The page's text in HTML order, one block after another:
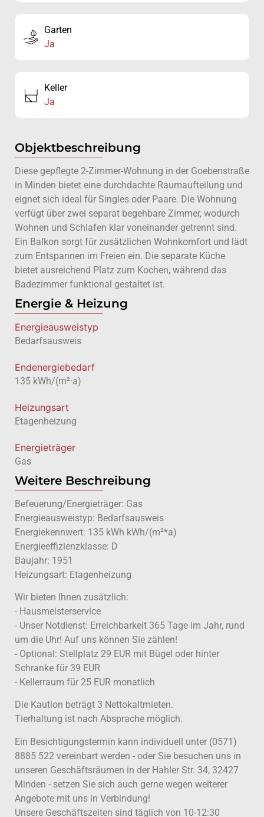
Garten
Ja
Keller
Ja
Objektbeschreibung
Diese gepflegte 2-Zimmer-Wohnung in der Goebenstraße
in Minden bietet eine durchdachte Raumaufteilung und
eignet sich ideal für Singles oder Paare. Die Wohnung
verfügt über zwei separat begehbare Zimmer, wodurch
Wohnen und Schlafen klar voneinander getrennt sind.
Ein Balkon sorgt für zusätzlichen Wohnkomfort und lädt
zum Entspannen im Freien ein. Die separate Küche
bietet ausreichend Platz zum Kochen, während das
Badezimmer funktional gestaltet ist.
Energie & Heizung
Energie­ausweistyp
Bedarfsausweis
Endenergiebedarf
135 kWh/(m²·a)
Heizungsart
Etagenheizung
Energieträger
Gas
Weitere Beschreibung
Befeuerung/Energieträger: Gas
Energieausweistyp: Bedarfsausweis
Energiekennwert: 135 kWh kWh/(m²*a)
Energieeffizienzklasse: D
Baujahr: 1951
Heizungsart: Etagenheizung
Wir bieten Ihnen zusätzlich:
- Hausmeisterservice
- Unser Notdienst: Erreichbarkeit 365 Tage im Jahr, rund
um die Uhr! Auf uns können Sie zählen!
- Optional: Stellplatz 29 EUR mit Bügel oder hinter
Schranke für 39 EUR
- Kellerraum für 25 EUR monatlich
Die Kaution beträgt 3 Nettokaltmieten.
Tierhaltung ist nach Absprache möglich.
Ein Besichtigungstermin kann individuell unter (0571)
8885 522 vereinbart werden - oder Sie besuchen uns in
unseren Geschäftsräumen in der Hahler Str. 34, 32427
Minden - setzen Sie sich auch gerne wegen weiterer
Angebote mit uns in Verbindung!
Unsere Geschäftszeiten sind täglich von 10-12:30